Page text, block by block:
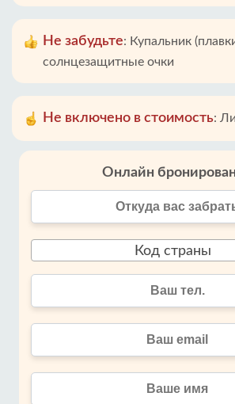
Не забудьте: Купальник
солнцезащитные очки
Не включено в стоимость:
Онлайн
Код страны